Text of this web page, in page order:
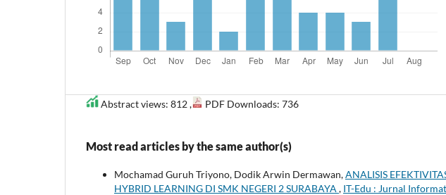
Abstract views: 812 , PDF Downloads: 736
Most read articles by the same author(s)
Mochamad Guruh Triyono, Dodik Arwin Dermawan,ANALISIS
HYBRID LEARNING DI SMK NEGERI 2 SURABAYA , IT-Edu : Jurnal